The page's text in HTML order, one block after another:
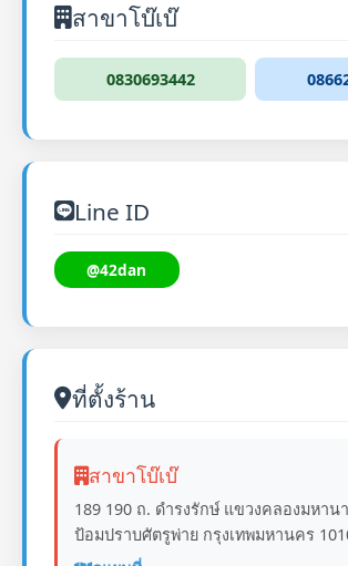
สาขาโบ๊เบ๊
0830693442
Line ID
@42dan
ที่ตั้งร้าน
สาขาโบ๊เบ๊
189 190 ถ. ดำรงรักษ์ แขวงคลองมหาน
ป้อมปราบศัตรูพ่าย กรุงเทพมหานคร